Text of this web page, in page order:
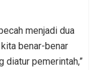
menjadi dua
benar-benar
diatur pemerintah,”